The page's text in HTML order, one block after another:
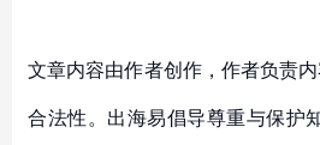
文章内容由作者创作，作者负责
合法性。出海易倡导尊重与保护